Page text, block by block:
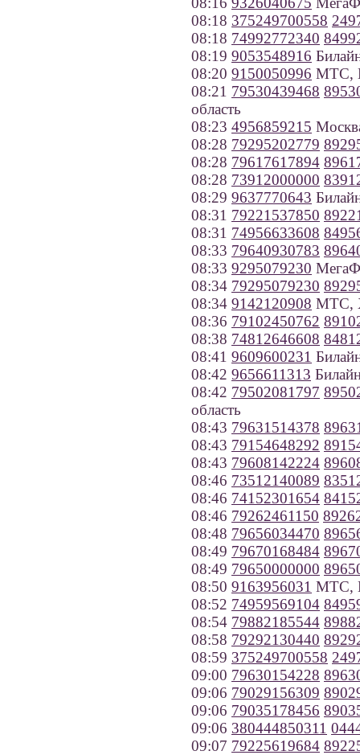
08:18 375249700558
08:18 74992772340
08:19 9053548916
08:20 9150050996 МТС,
08:21 79530439468
область
08:23 4956859215
08:28 79295202779
08:28 79617617894
08:28 73912000000
08:29 9637770643
08:31 79221537850
08:31 74956633608
08:33 79640930783
08:33 9295079230
08:34 79295079230
08:34 9142120908 МТС,
08:36 79102450762
08:38 74812646608
08:41 9609600231
08:42 9656611313
08:42 79502081797
область
08:43 79631514378
08:43 79154648292
08:43 79608142224
08:46 73512140089
08:46 74152301654
08:46 79262461150
08:48 79656034470
08:49 79670168484
08:49 79650000000
08:50 9163956031 МТС,
08:52 74959569104
08:54 79882185544
08:58 79292130440
08:59 375249700558
09:00 79630154228
09:06 79029156309
09:06 79035178456
09:06 380444850311
09:07 79225619684